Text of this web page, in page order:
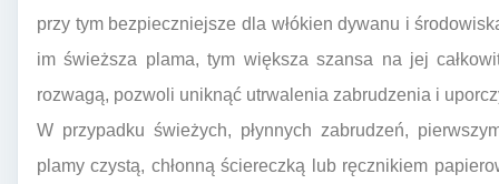
przy tym bezpieczniejsze dla włókien dywanu i
im świeższa plama, tym większa szansa na jej
rozwagą, pozwoli uniknąć utrwalenia zabrudzenia i
W przypadku świeżych, płynnych zabrudzeń,
plamy czystą, chłonną ściereczką lub ręcznikiem